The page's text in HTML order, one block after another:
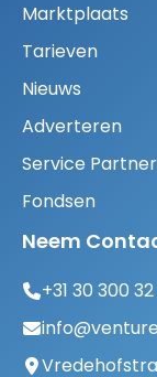
Marktplaats
Tarieven
Nieuws
Adverteren
Service
Fondsen
Neem
+31 30 300